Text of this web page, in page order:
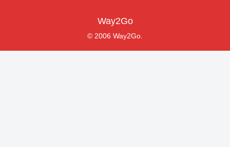
Way2Go
© 2006 Way2Go.